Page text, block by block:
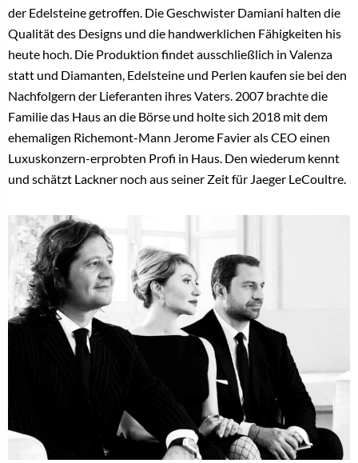
der Edelsteine getroffen. Die Geschwister Damiani halten die
Qualität des Designs und die handwerklichen Fähigkeiten his
heute hoch. Die Produktion findet ausschließlich in Valenza
statt und Diamanten, Edelsteine und Perlen kaufen sie bei den
Nachfolgern der Lieferanten ihres Vaters. 2007 brachte die
Familie das Haus an die Börse und holte sich 2018 mit dem
ehemaligen Richemont-Mann Jerome Favier als CEO einen
Luxuskonzern-erprobten Profi in Haus. Den wiederum kennt
und schätzt Lackner noch aus seiner Zeit für Jaeger LeCoultre.